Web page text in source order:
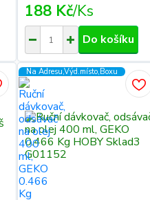
188 Kč/Ks
Do košíku
Na Adresu,Výd.místo,Boxu